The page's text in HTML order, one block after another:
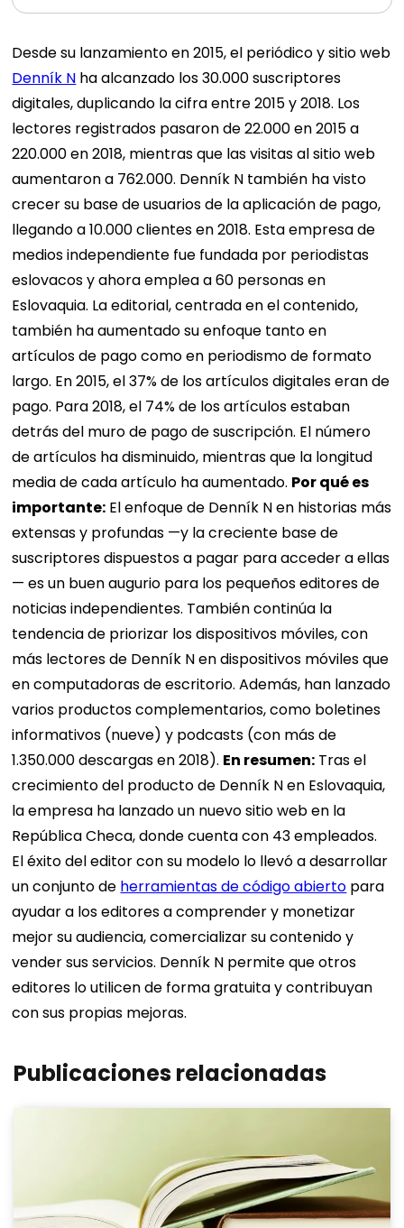
Desde su lanzamiento en 2015, el periódico y sitio web
Denník N ha alcanzado los 30.000 suscriptores
digitales, duplicando la cifra entre 2015 y 2018. Los
lectores registrados pasaron de 22.000 en 2015 a
220.000 en 2018, mientras que las visitas al sitio web
aumentaron a 762.000. Denník N también ha visto
crecer su base de usuarios de la aplicación de pago,
llegando a 10.000 clientes en 2018. Esta empresa de
medios independiente fue fundada por periodistas
eslovacos y ahora emplea a 60 personas en
Eslovaquia. La editorial, centrada en el contenido,
también ha aumentado su enfoque tanto en
artículos de pago como en periodismo de formato
largo. En 2015, el 37% de los artículos digitales eran de
pago. Para 2018, el 74% de los artículos estaban
detrás del muro de pago de suscripción. El número
de artículos ha disminuido, mientras que la longitud
media de cada artículo ha aumentado. Por qué es
importante: El enfoque de Denník N en historias más
extensas y profundas —y la creciente base de
suscriptores dispuestos a pagar para acceder a ellas
— es un buen augurio para los pequeños editores de
noticias independientes. También continúa la
tendencia de priorizar los dispositivos móviles, con
más lectores de Denník N en dispositivos móviles que
en computadoras de escritorio. Además, han lanzado
varios productos complementarios, como boletines
informativos (nueve) y podcasts (con más de
1.350.000 descargas en 2018). En resumen: Tras el
crecimiento del producto de Denník N en Eslovaquia,
la empresa ha lanzado un nuevo sitio web en la
República Checa, donde cuenta con 43 empleados.
El éxito del editor con su modelo lo llevó a desarrollar
un conjunto de herramientas de código abierto para
ayudar a los editores a comprender y monetizar
mejor su audiencia, comercializar su contenido y
vender sus servicios. Denník N permite que otros
editores lo utilicen de forma gratuita y contribuyan
con sus propias mejoras.
Publicaciones relacionadas